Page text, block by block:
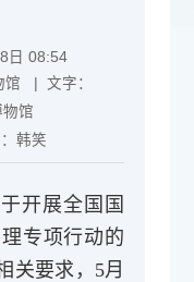
日 08:54
馆
| 文字：
馆
韩笑
开展全国国
专项行动的
关要求，5月